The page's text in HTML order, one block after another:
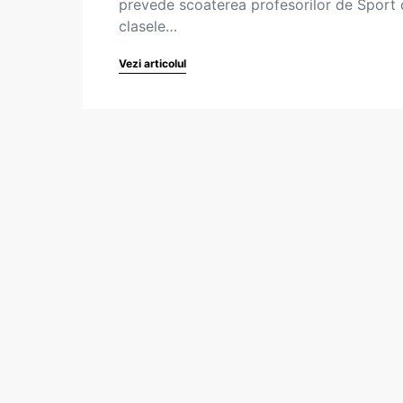
prevede scoaterea profesorilor de Sport
clasele…
Vezi articolul